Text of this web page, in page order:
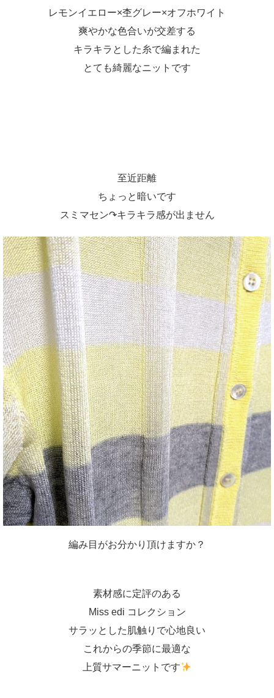
レモンイエロー×杢グレー×オフホワイト
爽やかな色合いが交差する
キラキラとした糸で編まれた
とても綺麗なニットです
至近距離
ちょっと暗いです
スミマセン↷キラキラ感が出ません
編み目がお分かり頂けますか？
素材感に定評のある
Miss edi コレクション
サラッとした肌触りで心地良い
これからの季節に最適な
上質サマーニットです